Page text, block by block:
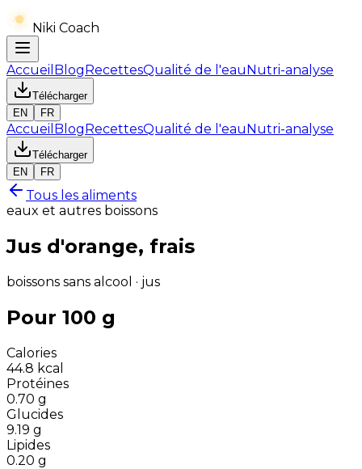
Niki Coach
Accueil BlogRecettesQualité de l'eauNutri-analyse
Télécharger
EN
FR
Accueil BlogRecettesQualité de l'eauNutri-analyse
Télécharger
EN
FR
Tous les aliments
eaux et autres boissons
Jus d'orange, frais
boissons sans alcool · jus
Pour 100 g
Calories
44.8 kcal
Protéines
0.70 g
Glucides
9.19 g
Lipides
0.20 g